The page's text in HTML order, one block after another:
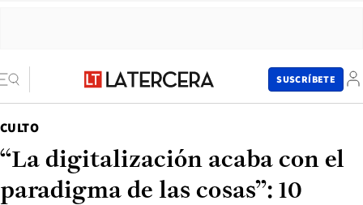
SUSCRÍBETE
CULTO
“La digitalización acaba con el
paradigma de las cosas”: 10